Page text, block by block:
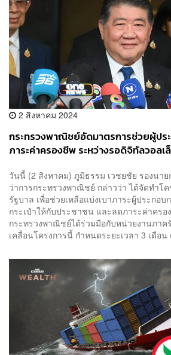
2 สิงหาคม 2024
กระทรวงพาณิชย์อัดมาตรการช่วยผู้ปร
ภาระค่าครองชีพ ระหว่างรอดิจิทัลวอลเ
วันนี้ (2 สิงหาคม) ภูมิธรรม เวชยชัย รองนา
ว่าการกระทรวงพาณิชย์ กล่าวว่า ได้จัดทำโ
รัฐบาล เพื่อช่วยเหลือแบ่งเบาภาระผู้ประกอบ
กระเป๋าให้กับประชาชน และลดภาระค่าคร
กระทรวงพาณิชย์ได้ร่วมมือกับหน่วยงานภาค
เคลื่อนโครงการนี้ กำหนดระยะเวลา 3 เดือน